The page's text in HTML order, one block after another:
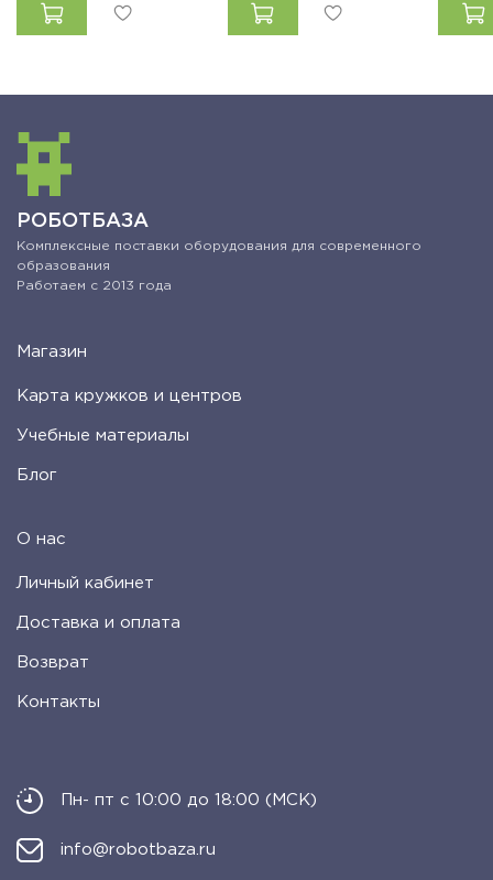
РОБОТБАЗА
Комплексные поставки оборудования для современного
образования
Работаем с 2013 года
Магазин
Карта кружков и центров
Учебные материалы
Блог
О нас
Личный кабинет
Доставка и оплата
Возврат
Контакты
Пн- пт с 10:00 до 18:00 (МСК)
info@robotbaza.ru